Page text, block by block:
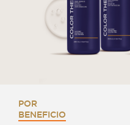
POR
BENEFICIO